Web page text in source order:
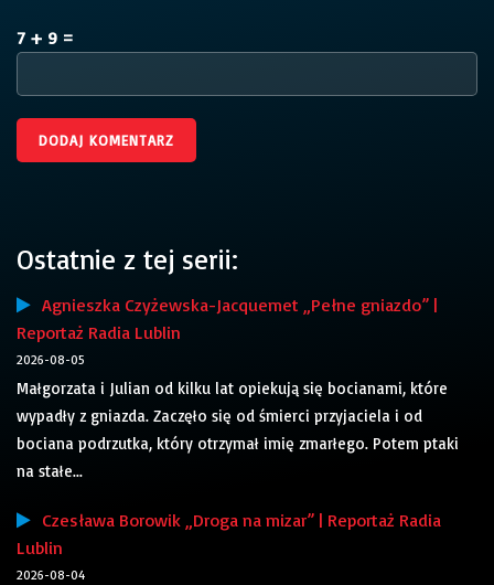
7 + 9 =
Ostatnie z tej serii:
Agnieszka Czyżewska-Jacquemet „Pełne gniazdo” |
Reportaż Radia Lublin
2026-08-05
Małgorzata i Julian od kilku lat opiekują się bocianami, które
wypadły z gniazda. Zaczęło się od śmierci przyjaciela i od
bociana podrzutka, który otrzymał imię zmarłego. Potem ptaki
na stałe...
Czesława Borowik „Droga na mizar” | Reportaż Radia
Lublin
2026-08-04